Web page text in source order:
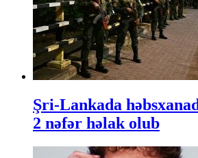
Şri-Lankada
2 nəfər həlak olub